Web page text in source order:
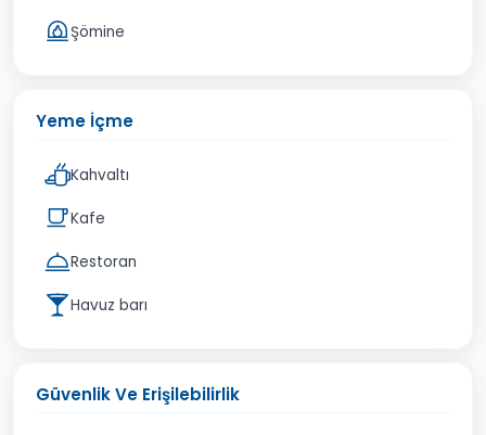
Şömine
Yeme İçme
Kahvaltı
Kafe
Restoran
Havuz barı
Güvenlik Ve Erişilebilirlik